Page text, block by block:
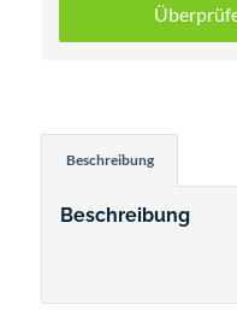
Beschreibung
Beschreibung